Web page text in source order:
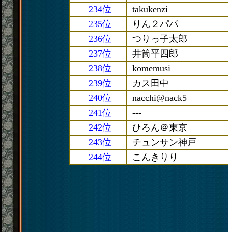
234位
takukenzi
235位
りん２パパ
236位
つりっ子太郎
237位
井筒平四郎
238位
komemusi
239位
カス田中
240位
nacchi@nack5
241位
---
242位
ひろん＠東京
243位
チュンサン神戸
244位
こんきりり